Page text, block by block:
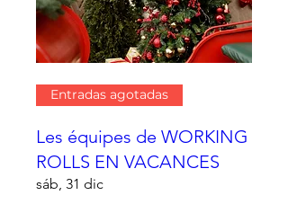
Entradas agotadas
Les équipes de WORKING
ROLLS EN VACANCES
sáb, 31 dic